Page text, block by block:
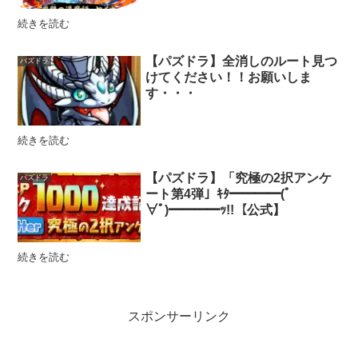
続きを読む
パズドラ
【パズドラ】全消しのルート見つ
けてください！！お願いしま
す・・・
続きを読む
パズドラ
【パズドラ】「究極の2択アンケ
ート第4弾」ｷﾀ━━━━(ﾟ
∀ﾟ)━━━━ｯ!!【公式】
続きを読む
スポンサーリンク